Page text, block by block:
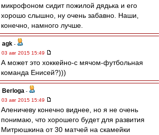
микрофоном сидит пожилой дядька и его
хорошо слышно, ну очень забавно. Наши,
конечно, намного лучше.
agk -
03 авг 2015 15:49
А может это хоккейно-с мячом-футбольная
команда Енисей?)))
Berloga -
03 авг 2015 15:49
Аленичеву конечно виднее, но я не очень
понимаю, что хорошего будет для развития
Митрюшкина от 30 матчей на скамейки